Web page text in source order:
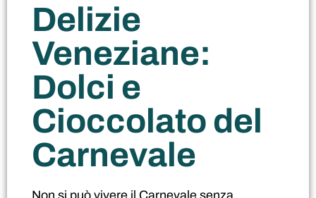
Delizie
Veneziane:
Dolci e
Cioccolato del
Carnevale
Non si può vivere il Carnevale senza